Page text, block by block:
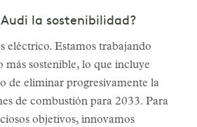
la sostenibilidad?
eléctrico. Estamos trabajando
más sostenible, lo que incluye
de eliminar progresivamente la
de combustión para 2033. Para
objetivos, innovamos